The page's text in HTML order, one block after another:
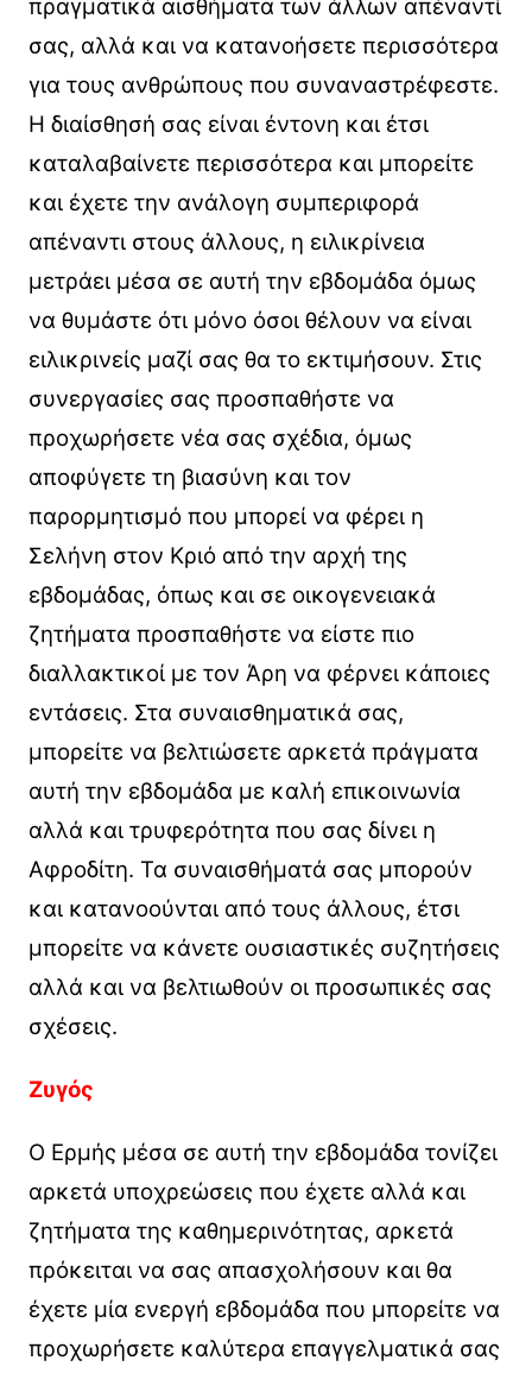
πραγματικά αισθήματα των άλλων απέναντί
σας, αλλά και να κατανοήσετε περισσότερα
για τους ανθρώπους που συναναστρέφεστε.
Η διαίσθησή σας είναι έντονη και έτσι
καταλαβαίνετε περισσότερα και μπορείτε
και έχετε την ανάλογη συμπεριφορά
απέναντι στους άλλους, η ειλικρίνεια
μετράει μέσα σε αυτή την εβδομάδα όμως
να θυμάστε ότι μόνο όσοι θέλουν να είναι
ειλικρινείς μαζί σας θα το εκτιμήσουν. Στις
συνεργασίες σας προσπαθήστε να
προχωρήσετε νέα σας σχέδια, όμως
αποφύγετε τη βιασύνη και τον
παρορμητισμό που μπορεί να φέρει η
Σελήνη στον Κριό από την αρχή της
εβδομάδας, όπως και σε οικογενειακά
ζητήματα προσπαθήστε να είστε πιο
διαλλακτικοί με τον Άρη να φέρνει κάποιες
εντάσεις. Στα συναισθηματικά σας,
μπορείτε να βελτιώσετε αρκετά πράγματα
αυτή την εβδομάδα με καλή επικοινωνία
αλλά και τρυφερότητα που σας δίνει η
Αφροδίτη. Τα συναισθήματά σας μπορούν
και κατανοούνται από τους άλλους, έτσι
μπορείτε να κάνετε ουσιαστικές συζητήσεις
αλλά και να βελτιωθούν οι προσωπικές σας
σχέσεις.
Ζυγός
Ο Ερμής μέσα σε αυτή την εβδομάδα τονίζει
αρκετά υποχρεώσεις που έχετε αλλά και
ζητήματα της καθημερινότητας, αρκετά
πρόκειται να σας απασχολήσουν και θα
έχετε μία ενεργή εβδομάδα που μπορείτε να
προχωρήσετε καλύτερα επαγγελματικά σας